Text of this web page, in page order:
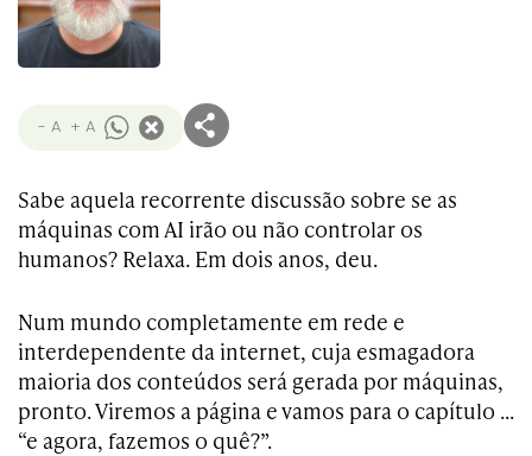
- A + A
Sabe aquela recorrente discussão sobre se as
máquinas com AI irão ou não controlar os
humanos? Relaxa. Em dois anos, deu.
Num mundo completamente em rede e
interdependente da internet, cuja esmagadora
maioria dos conteúdos será gerada por máquinas,
pronto. Viremos a página e vamos para o capítulo …
“e agora, fazemos o quê?”.